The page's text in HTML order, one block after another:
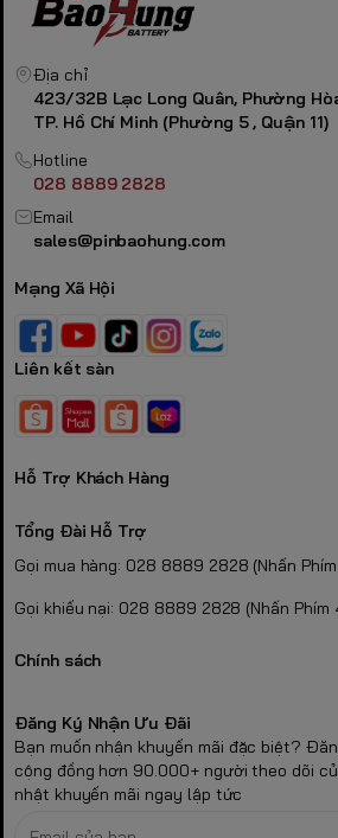
Địa chỉ
423/32B Lạc Long Quân, Phường
TP. Hồ Chí Minh (Phường 5 , Quận 11)
Hotline
028 8889 2828
Email
sales@pinbaohung.com
Mạng Xã Hội
Liên kết sàn
Hỗ Trợ Khách Hàng
Tổng Đài Hỗ Trợ
Gọi mua hàng: 028 8889 2828 (Nhấn Phím
Gọi khiếu nại: 028 8889 2828 (Nhấn Phím
Chính sách
Đăng Ký Nhận Ưu Đãi
Bạn muốn nhận khuyến mãi đặc biệt?
cộng đồng hơn 90.000+ người theo dõi
nhật khuyến mãi ngay lập tức